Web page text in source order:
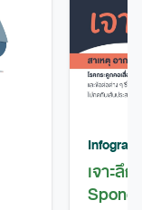
เจาะลึ